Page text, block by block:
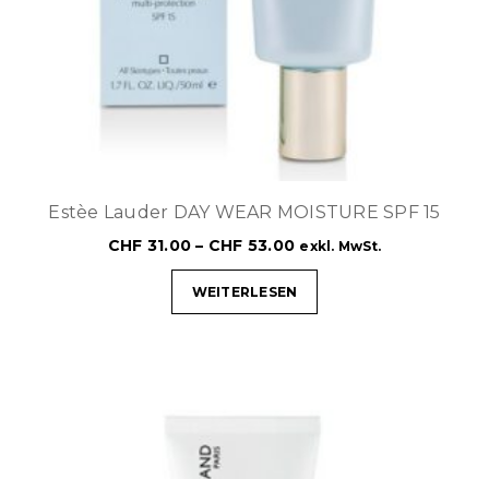
Estèe Lauder DAY WEAR MOISTURE SPF 15
CHF 31.00 – CHF 53.00 exkl. MwSt.
WEITERLESEN